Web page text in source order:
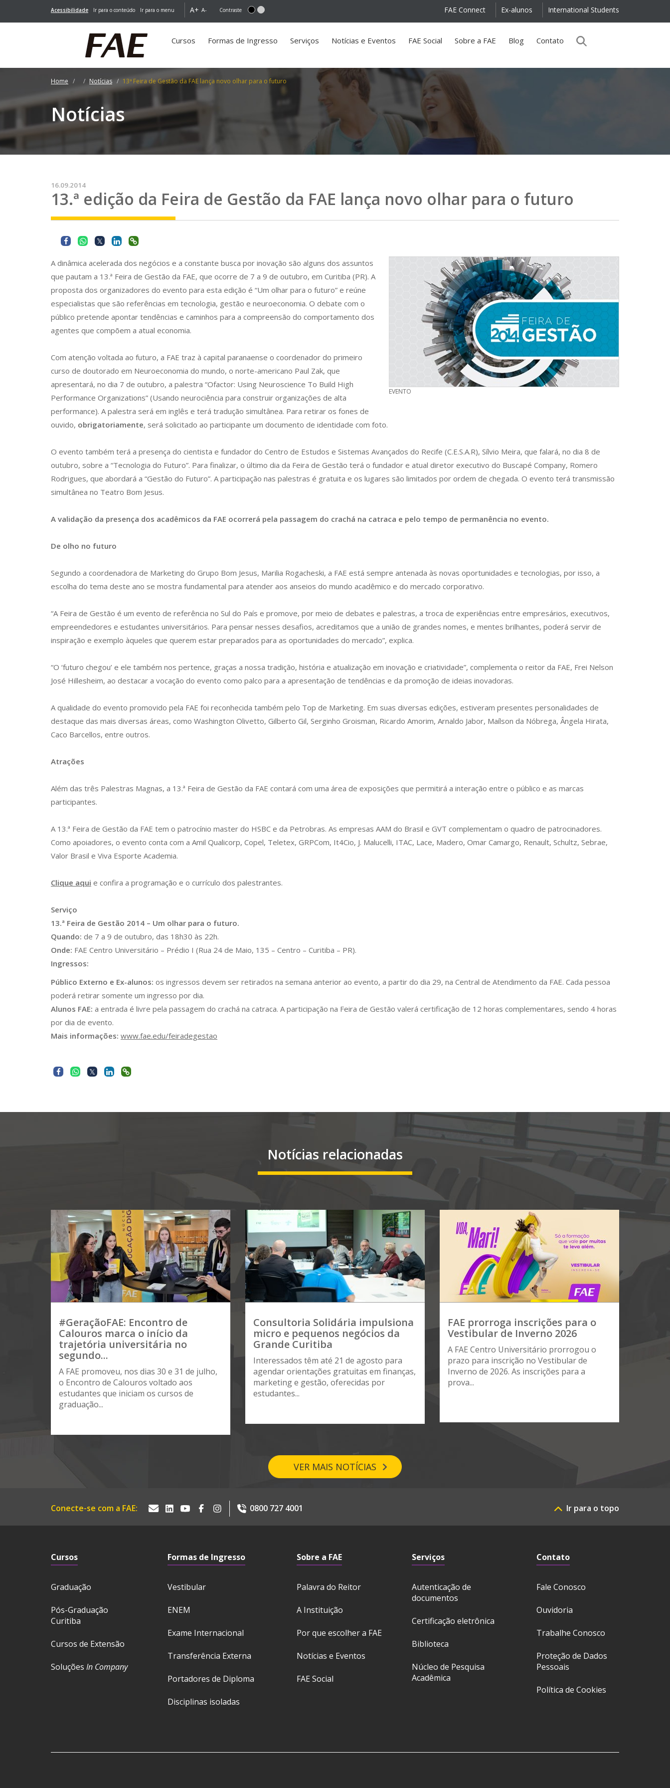
Acessibilidade Ir para o conteúdo Ir para o menu A+ A- Contraste International Students
Ex-alunos
FAE Connect
Cursos Formas de Ingresso Serviços Notícias e Eventos FAE Social Sobre a FAE Blog Contato
Home Notícias 13ª Feira de Gestão da FAE lança novo olhar para o futuro
Notícias
16.09.2014
13.ª edição da Feira de Gestão da FAE lança novo olhar para o futuro
EVENTO
A dinâmica acelerada dos negócios e a constante busca por inovação são alguns dos assuntos
que pautam a 13.ª Feira de Gestão da FAE, que ocorre de 7 a 9 de outubro, em Curitiba (PR). A
proposta dos organizadores do evento para esta edição é “Um olhar para o futuro” e reúne
especialistas que são referências em tecnologia, gestão e neuroeconomia. O debate com o
público pretende apontar tendências e caminhos para a compreensão do comportamento dos
agentes que compõem a atual economia.
Com atenção voltada ao futuro, a FAE traz à capital paranaense o coordenador do primeiro
curso de doutorado em Neuroeconomia do mundo, o norte-americano Paul Zak, que
apresentará, no dia 7 de outubro, a palestra “Ofactor: Using Neuroscience To Build High
Performance Organizations” (Usando neurociência para construir organizações de alta
performance). A palestra será em inglês e terá tradução simultânea. Para retirar os fones de
ouvido, obrigatoriamente, será solicitado ao participante um documento de identidade com foto.
O evento também terá a presença do cientista e fundador do Centro de Estudos e Sistemas Avançados do Recife (C.E.S.A.R), Sílvio Meira, que falará, no dia 8 de
outubro, sobre a “Tecnologia do Futuro”. Para finalizar, o último dia da Feira de Gestão terá o fundador e atual diretor executivo do Buscapé Company, Romero
Rodrigues, que abordará a “Gestão do Futuro”. A participação nas palestras é gratuita e os lugares são limitados por ordem de chegada. O evento terá transmissão
simultânea no Teatro Bom Jesus.
A validação da presença dos acadêmicos da FAE ocorrerá pela passagem do crachá na catraca e pelo tempo de permanência no evento.
De olho no futuro
Segundo a coordenadora de Marketing do Grupo Bom Jesus, Marilia Rogacheski, a FAE está sempre antenada às novas oportunidades e tecnologias, por isso, a
escolha do tema deste ano se mostra fundamental para atender aos anseios do mundo acadêmico e do mercado corporativo.
“A Feira de Gestão é um evento de referência no Sul do País e promove, por meio de debates e palestras, a troca de experiências entre empresários, executivos,
empreendedores e estudantes universitários. Para pensar nesses desafios, acreditamos que a união de grandes nomes, e mentes brilhantes, poderá servir de
inspiração e exemplo àqueles que querem estar preparados para as oportunidades do mercado”, explica.
“O ‘futuro chegou’ e ele também nos pertence, graças a nossa tradição, história e atualização em inovação e criatividade”, complementa o reitor da FAE, Frei Nelson
José Hillesheim, ao destacar a vocação do evento como palco para a apresentação de tendências e da promoção de ideias inovadoras.
A qualidade do evento promovido pela FAE foi reconhecida também pelo Top de Marketing. Em suas diversas edições, estiveram presentes personalidades de
destaque das mais diversas áreas, como Washington Olivetto, Gilberto Gil, Serginho Groisman, Ricardo Amorim, Arnaldo Jabor, Maílson da Nóbrega, Ângela Hirata,
Caco Barcellos, entre outros.
Atrações
Além das três Palestras Magnas, a 13.ª Feira de Gestão da FAE contará com uma área de exposições que permitirá a interação entre o público e as marcas
participantes.
A 13.ª Feira de Gestão da FAE tem o patrocínio master do HSBC e da Petrobras. As empresas AAM do Brasil e GVT complementam o quadro de patrocinadores.
Como apoiadores, o evento conta com a Amil Qualicorp, Copel, Teletex, GRPCom, It4Cio, J. Malucelli, ITAC, Lace, Madero, Omar Camargo, Renault, Schultz, Sebrae,
Valor Brasil e Viva Esporte Academia.
Clique aqui e confira a programação e o currículo dos palestrantes.
Serviço
13.ª Feira de Gestão 2014 – Um olhar para o futuro.
Quando: de 7 a 9 de outubro, das 18h30 às 22h.
Onde: FAE Centro Universitário – Prédio I (Rua 24 de Maio, 135 – Centro – Curitiba – PR).
Ingressos:
Público Externo e Ex-alunos: os ingressos devem ser retirados na semana anterior ao evento, a partir do dia 29, na Central de Atendimento da FAE. Cada pessoa
poderá retirar somente um ingresso por dia.
Alunos FAE: a entrada é livre pela passagem do crachá na catraca. A participação na Feira de Gestão valerá certificação de 12 horas complementares, sendo 4 horas
por dia de evento.
Mais informações: www.fae.edu/feiradegestao
Notícias relacionadas
#GeraçãoFAE: Encontro de
Calouros marca o início da
trajetória universitária no
segundo...
A FAE promoveu, nos dias 30 e 31 de julho,
o Encontro de Calouros voltado aos
estudantes que iniciam os cursos de
graduação...
Consultoria Solidária impulsiona
micro e pequenos negócios da
Grande Curitiba
Interessados têm até 21 de agosto para
agendar orientações gratuitas em finanças,
marketing e gestão, oferecidas por
estudantes...
FAE prorroga inscrições para o
Vestibular de Inverno 2026
A FAE Centro Universitário prorrogou o
prazo para inscrição no Vestibular de
Inverno de 2026. As inscrições para a
prova...
VER MAIS NOTÍCIAS
Conecte-se com a FAE: 0800 727 4001 Ir para o topo
Cursos
Graduação
Pós-Graduação
Curitiba
Cursos de Extensão
Soluções In Company
Formas de Ingresso
Vestibular
ENEM
Exame Internacional
Transferência Externa
Portadores de Diploma
Disciplinas isoladas
Sobre a FAE
Palavra do Reitor
A Instituição
Por que escolher a FAE
Notícias e Eventos
FAE Social
Serviços
Autenticação de
documentos
Certificação eletrônica
Biblioteca
Núcleo de Pesquisa
Acadêmica
Contato
Fale Conosco
Ouvidoria
Trabalhe Conosco
Proteção de Dados
Pessoais
Política de Cookies